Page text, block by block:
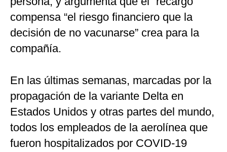
compensa “el riesgo financiero que la
decisión de no vacunarse” crea para la
compañía.
En las últimas semanas, marcadas por la
propagación de la variante Delta en
Estados Unidos y otras partes del mundo,
todos los empleados de la aerolínea que
fueron hospitalizados por COVID-19